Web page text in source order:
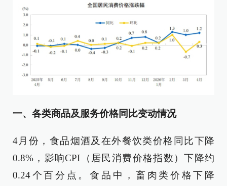
一、各类商品及服务价格同比变动情况
4月份，食品烟酒及在外餐饮类价格同比下降
0.8%，影响CPI（居民消费价格指数）下降约
0.24个百分点。食品中，畜肉类价格下降